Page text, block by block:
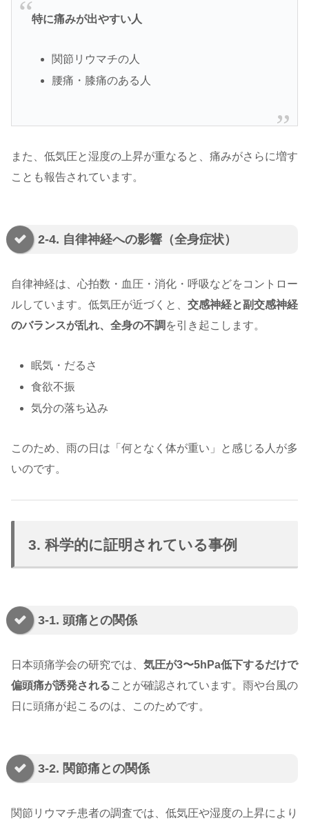
特に痛みが出やすい人
関節リウマチの人
腰痛・膝痛のある人
また、低気圧と湿度の上昇が重なると、痛みがさらに増す
ことも報告されています。
2-4. 自律神経への影響（全身症状）
自律神経は、心拍数・血圧・消化・呼吸などをコントロー
ルしています。低気圧が近づくと、 交感神経と副交感神経
のバランスが乱れ、全身の不調 を引き起こします。
眠気・だるさ
食欲不振
気分の落ち込み
このため、雨の日は「何となく体が重い」と感じる人が多
いのです。
3. 科学的に証明されている事例
3-1. 頭痛との関係
日本頭痛学会の研究では、 気圧が3〜5hPa低下するだけで
偏頭痛が誘発されることが確認されています。雨や台風の
日に頭痛が起こるのは、このためです。
3-2. 関節痛との関係
関節リウマチ患者の調査では、低気圧や湿度の上昇により